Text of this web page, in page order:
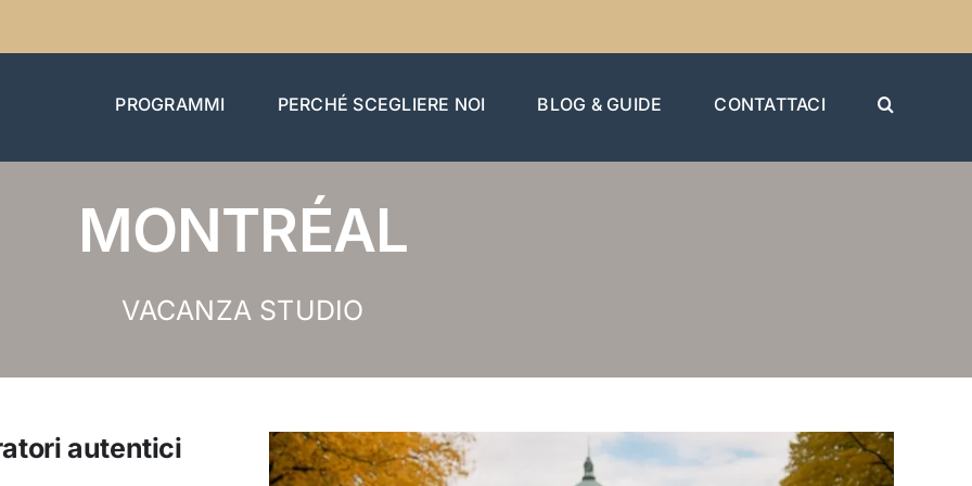
PROGRAMMI PERCHÉ SCEGLIERE NOI BLOG & GUIDE CONTATTACI
MONTRÉAL
VACANZA STUDIO
autentici